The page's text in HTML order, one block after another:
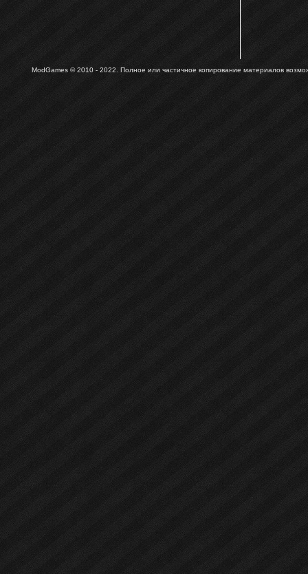
ModGames © 2010 - 2022. Полное или частичное копирование материалов